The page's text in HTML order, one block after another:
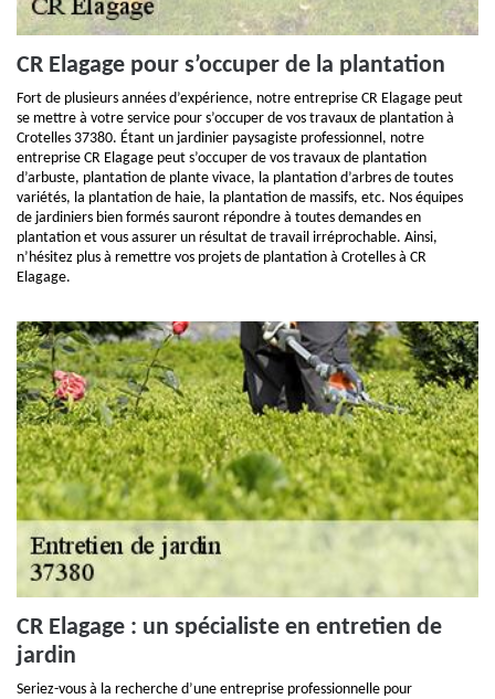
CR Elagage pour s’occuper de la plantation
Fort de plusieurs années d’expérience, notre entreprise CR Elagage peut
se mettre à votre service pour s’occuper de vos travaux de plantation à
Crotelles 37380. Étant un jardinier paysagiste professionnel, notre
entreprise CR Elagage peut s’occuper de vos travaux de plantation
d’arbuste, plantation de plante vivace, la plantation d’arbres de toutes
variétés, la plantation de haie, la plantation de massifs, etc. Nos équipes
de jardiniers bien formés sauront répondre à toutes demandes en
plantation et vous assurer un résultat de travail irréprochable. Ainsi,
n’hésitez plus à remettre vos projets de plantation à Crotelles à CR
Elagage.
CR Elagage : un spécialiste en entretien de
jardin
Seriez-vous à la recherche d’une entreprise professionnelle pour